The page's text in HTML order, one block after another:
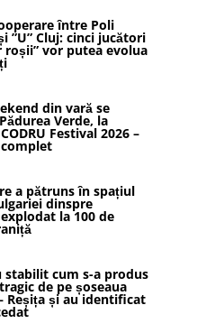
între Poli
”U” Cluj: cinci jucători
roșii” vor putea evolua
din vară se
Verde, la
Festival 2026 –
a pătruns în spațiul
dinspre
la 100 de
stabilit cum s-a produs
de pe șoseaua
Reșița și au identificat